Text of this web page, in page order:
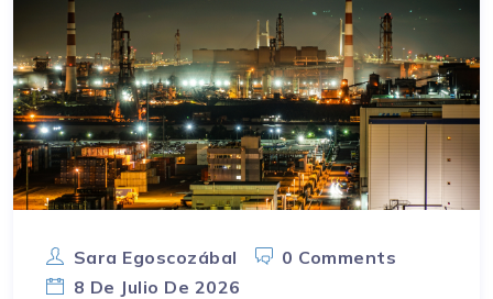
Sara Egoscozábal
0 Comments
8 De Julio De 2026